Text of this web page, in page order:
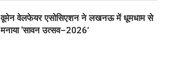
वूमेन वेलफेयर एसोसिएशन ने लखनऊ में धूमधाम से
मनाया ‘सावन उत्सव–2026’